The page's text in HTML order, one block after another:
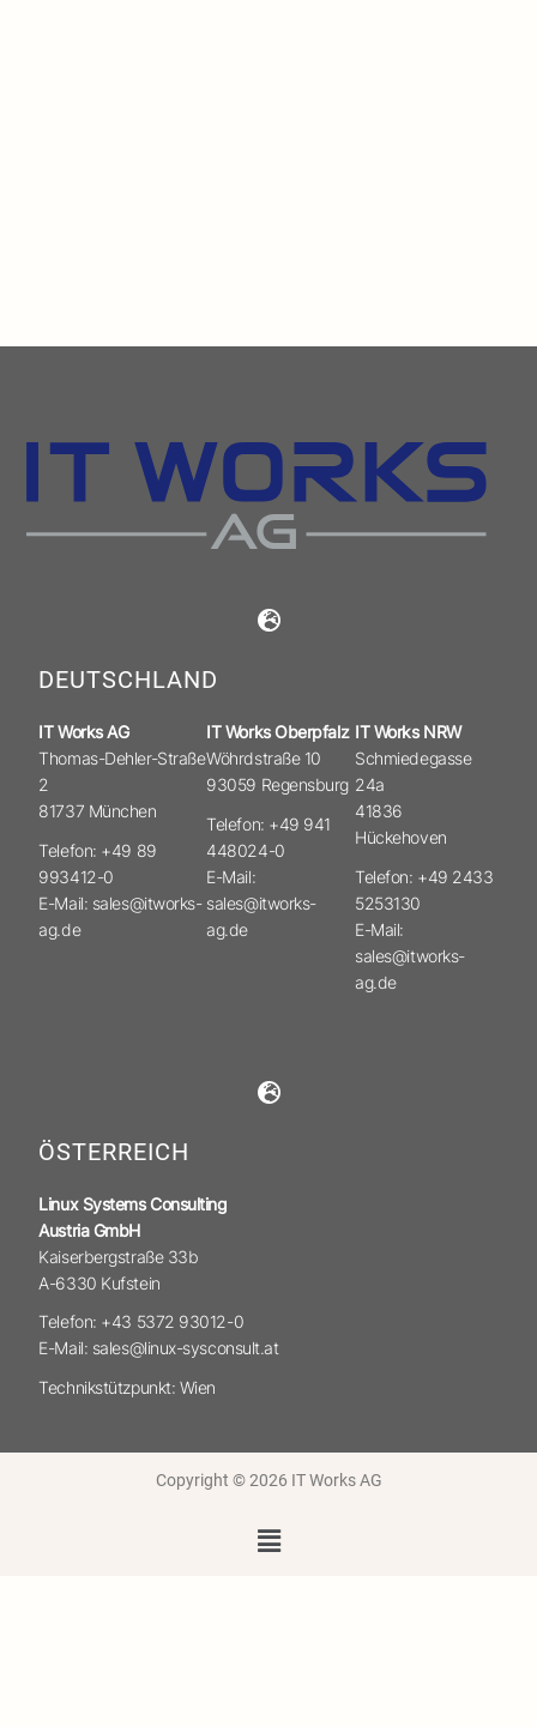
DEUTSCHLAND
IT Works AG
Thomas-Dehler-Straße
2
81737 München
Telefon: +49 89
993412-0
E-Mail: sales@itworks-
ag.de
IT Works Oberpfalz
Wöhrdstraße 10
93059 Regensburg
Telefon: +49 941
448024-0
E-Mail:
sales@itworks-
ag.de
IT Works NRW
Schmiedegasse
24a
41836
Hückehoven
Telefon: +49 2433
5253130
E-Mail:
sales@itworks-
ag.de
ÖSTERREICH
Linux Systems Consulting
Austria GmbH
Kaiserbergstraße 33b
A-6330 Kufstein
Telefon: +43 5372 93012-0
E-Mail: sales@linux-sysconsult.at
Technikstützpunkt: Wien
Copyright © 2026 IT Works AG
Menü